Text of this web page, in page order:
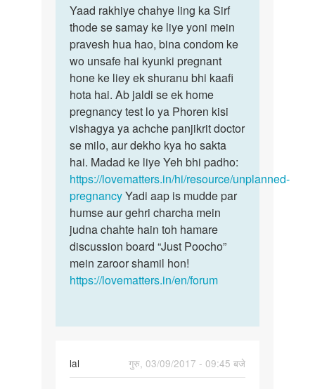
to
Mam
maine
kabhi
v
sex
karke
by
D.d123
Yaad
rakhiye
chahye
ling
ka
Yaad rakhiye chahye ling ka Sirf
thode se samay ke liye yoni mein
pravesh hua hao, bina condom ke
wo unsafe hai kyunki pregnant
hone ke liey ek shuranu bhi kaafi
hota hai. Ab jaldi se ek home
pregnancy test lo ya Phoren kisi
vishagya ya achche panjikrit doctor
se milo, aur dekho kya ho sakta
hai. Madad ke liye Yeh bhi padho:
https://lovematters.in/hi/resource/unplanned-
pregnancyYadi aap is mudde par
humse aur gehri charcha mein
judna chahte hain toh hamare
discussion board “Just Poocho”
mein zaroor shamil hon!
https://lovematters.in/en/forum
lal
गुरु, 03/09/2017 - 09:45 बजे